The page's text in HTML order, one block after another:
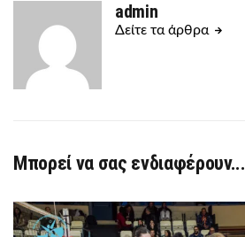
admin
Δείτε τα άρθρα
Μπορεί να σας ενδιαφέρουν...